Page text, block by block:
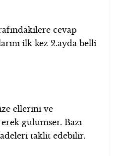
cevap
ilk kez 2.ayda belli
ellerini ve
gülümser. Bazı
taklit edebilir.